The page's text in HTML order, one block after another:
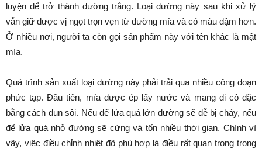
luyện để trở thành đường trắng. Loại đường này sau khi xử lý
vẫn giữ được vị ngọt trọn vẹn từ đường mía và có màu đậm hơn.
Ở nhiều nơi, người ta còn gọi sản phẩm này với tên khác là mật
mía.
Quá trình sản xuất loại đường này phải trải qua nhiều công đoạn
phức tạp. Đầu tiên, mía được ép lấy nước và mang đi cô đặc
bằng cách đun sôi. Nếu để lửa quá lớn đường sẽ dễ bị cháy, nếu
để lửa quá nhỏ đường sẽ cứng và tốn nhiều thời gian. Chính vì
vậy, việc điều chỉnh nhiệt độ phù hợp là điều rất quan trọng trong